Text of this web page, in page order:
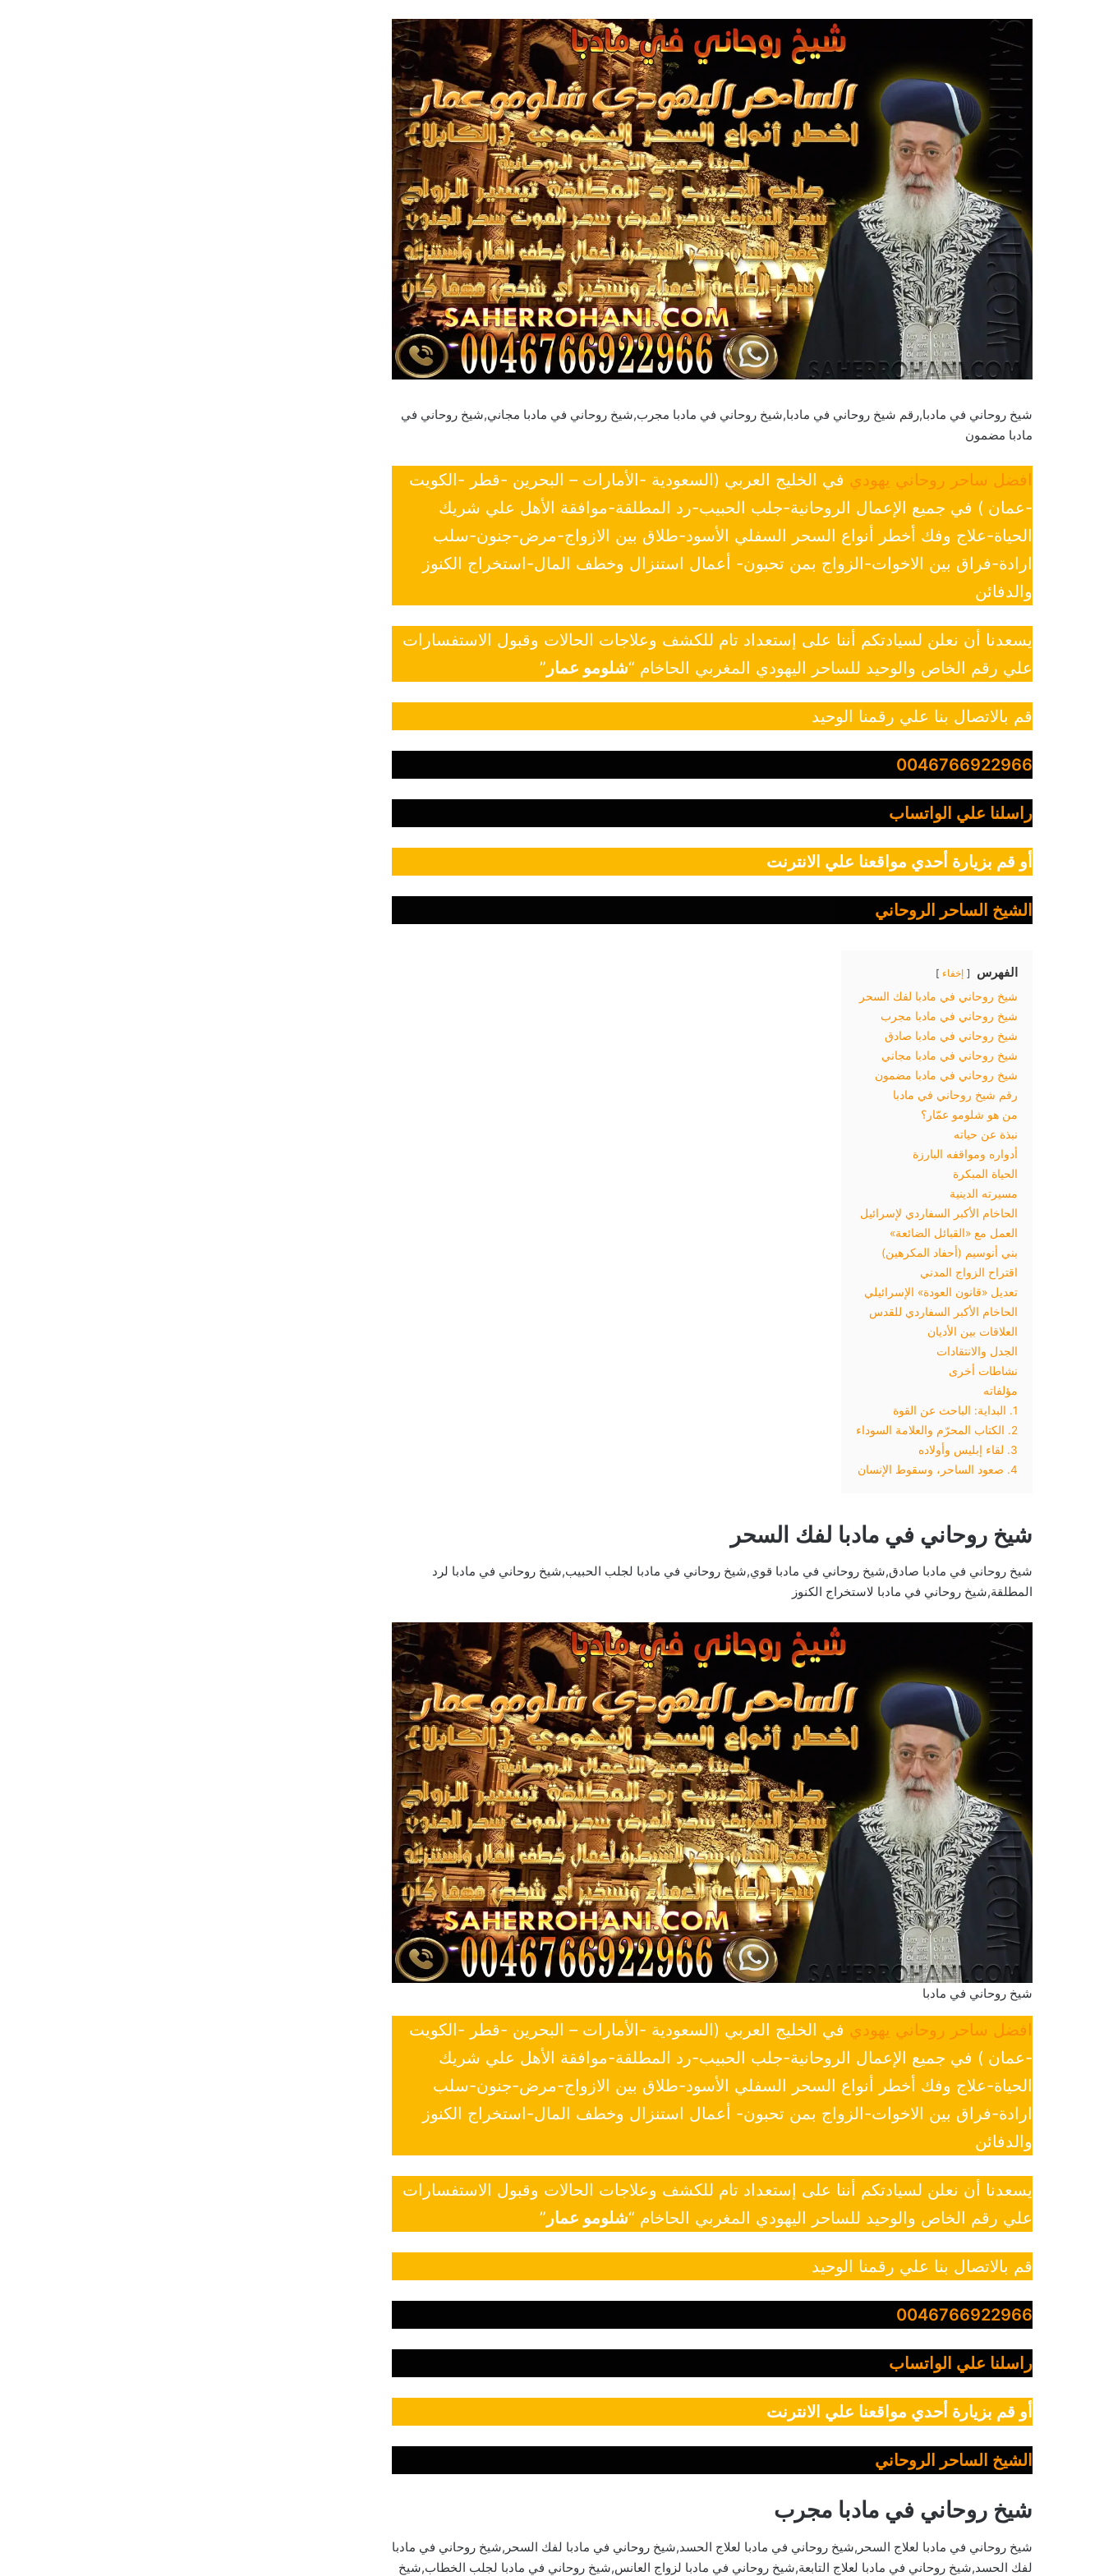
شيخ روحاني في مادبا,رقم شيخ روحاني في مادبا,شيخ روحاني في مادبا مجرب,شيخ روحاني في مادبا مجاني,شيخ روحاني في
مادبا مضمون
افضل ساحر روحاني يهودي في الخليج العربي (السعودية -الأمارات – البحرين -قطر -الكويت
-عمان ) في جميع الإعمال الروحانية-جلب الحبيب-رد المطلقة-موافقة الأهل علي شريك
الحياة-علاج وفك أخطر أنواع السحر السفلي الأسود-طلاق بين الازواج-مرض-جنون-سلب
ارادة-فراق بين الاخوات-الزواج بمن تحبون- أعمال استنزال وخطف المال-استخراج الكنوز
والدفائن
يسعدنا أن نعلن لسيادتكم أننا على إستعداد تام للكشف وعلاجات الحالات وقبول الاستفسارات
علي رقم الخاص والوحيد للساحر اليهودي المغربي الحاخام “شلومو عمار ”
قم بالاتصال بنا علي رقمنا الوحيد
0046766922966
راسلنا علي الواتساب
أو قم بزيارة أحدي مواقعنا علي الانترنت
الشيخ الساحر الروحاني
الفهرس إخفاء
شيخ روحاني في مادبا لفك السحر
شيخ روحاني في مادبا مجرب
شيخ روحاني في مادبا صادق
شيخ روحاني في مادبا مجاني
شيخ روحاني في مادبا مضمون
رقم شيخ روحاني في مادبا
من هو شلومو عمّار؟
نبذة عن حياته
أدواره ومواقفه البارزة
الحياة المبكرة
مسيرته الدينية
الحاخام الأكبر السفاردي لإسرائيل
العمل مع «القبائل الضائعة»
بني أنوسيم (أحفاد المكرهين)
اقتراح الزواج المدني
تعديل «قانون العودة» الإسرائيلي
الحاخام الأكبر السفاردي للقدس
العلاقات بين الأديان
الجدل والانتقادات
نشاطات أخرى
مؤلفاته
1. البداية: الباحث عن القوة
2. الكتاب المحرّم والعلامة السوداء
3. لقاء إبليس وأولاده
4. صعود الساحر، وسقوط الإنسان
شيخ روحاني في مادبا لفك السحر
شيخ روحاني في مادبا صادق,شيخ روحاني في مادبا قوي,شيخ روحاني في مادبا لجلب الحبيب,شيخ روحاني في مادبا لرد
المطلقة,شيخ روحاني في مادبا لاستخراج الكنوز
شيخ روحاني في مادبا
افضل ساحر روحاني يهودي في الخليج العربي (السعودية -الأمارات – البحرين -قطر -الكويت
-عمان ) في جميع الإعمال الروحانية-جلب الحبيب-رد المطلقة-موافقة الأهل علي شريك
الحياة-علاج وفك أخطر أنواع السحر السفلي الأسود-طلاق بين الازواج-مرض-جنون-سلب
ارادة-فراق بين الاخوات-الزواج بمن تحبون- أعمال استنزال وخطف المال-استخراج الكنوز
والدفائن
يسعدنا أن نعلن لسيادتكم أننا على إستعداد تام للكشف وعلاجات الحالات وقبول الاستفسارات
علي رقم الخاص والوحيد للساحر اليهودي المغربي الحاخام “شلومو عمار ”
قم بالاتصال بنا علي رقمنا الوحيد
0046766922966
راسلنا علي الواتساب
أو قم بزيارة أحدي مواقعنا علي الانترنت
الشيخ الساحر الروحاني
شيخ روحاني في مادبا مجرب
شيخ روحاني في مادبا لعلاج السحر,شيخ روحاني في مادبا لعلاج الحسد,شيخ روحاني في مادبا لفك السحر,شيخ روحاني في مادبا
لفك الحسد,شيخ روحاني في مادبا لعلاج التابعة,شيخ روحاني في مادبا لزواج العانس,شيخ روحاني في مادبا لجلب الخطاب,شيخ